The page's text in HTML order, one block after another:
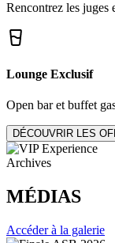
Rencontrez les juges
Lounge Exclusif
Open bar et buffet
DÉCOUVRIR LES
Archives
MÉDIAS
Accéder à la galerie